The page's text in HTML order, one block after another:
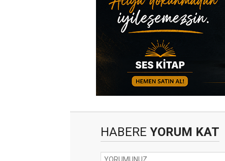
HABERE YORUM KAT